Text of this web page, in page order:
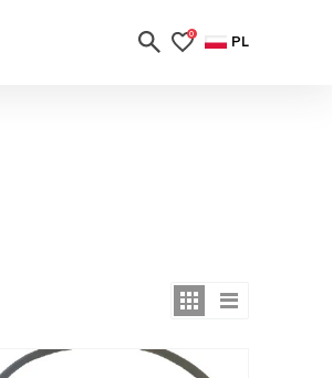
0 PL